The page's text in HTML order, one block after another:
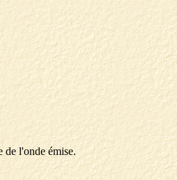
de l'onde émise.